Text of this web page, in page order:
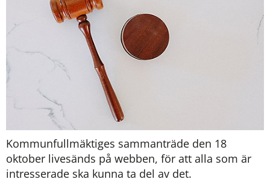
Kommunfullmäktiges sammanträde den 18
oktober livesänds på webben, för att alla som är
intresserade ska kunna ta del av det.